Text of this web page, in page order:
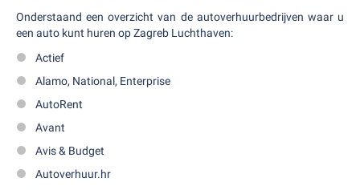
Onderstaand een overzicht van de autoverhuurbedrijven waar u
een auto kunt huren op Zagreb Luchthaven:
Actief
Alamo, National, Enterprise
AutoRent
Avant
Avis & Budget
Autoverhuur.hr